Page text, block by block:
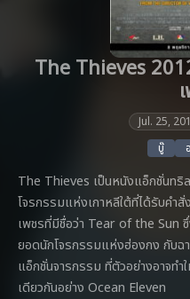
The Thieves
Jul. 25,
บู๊
The Thieves เป็นหนังแอ็กชั่นทริ
โจรกรรมแห่งเกาหลีใต้ที่ได้รับคำสั่
เพชรที่มีชื่อว่า Tear of the Sun
ยอดนักโจรกรรมแห่งฮ่องกง กับฉา
แอ็กชั่นจารกรรม ที่ตัวอย่างอาจทำ
เดียวกันอย่าง Ocean Eleven